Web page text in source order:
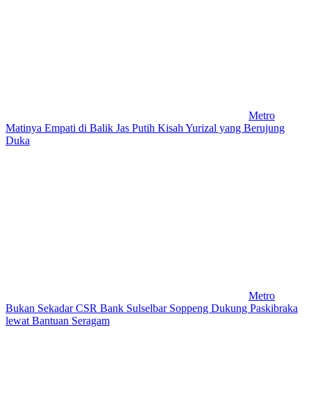
Metro
Matinya Empati di Balik Jas Putih Kisah Yurizal yang Berujung
Duka
Metro
Bukan Sekadar CSR Bank Sulselbar Soppeng Dukung Paskibraka
lewat Bantuan Seragam